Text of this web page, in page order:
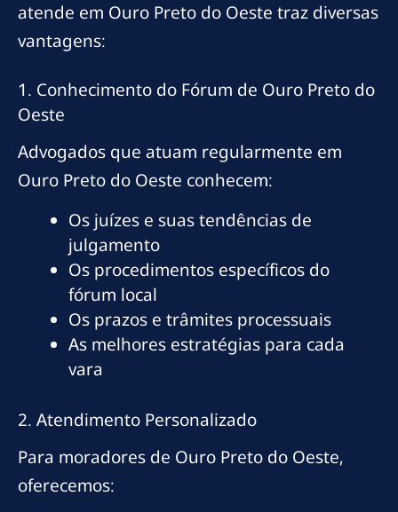
atende em Ouro Preto do Oeste traz diversas
vantagens:
1. Conhecimento do Fórum de Ouro Preto do
Oeste
Advogados que atuam regularmente em
Ouro Preto do Oeste conhecem:
Os juízes e suas tendências de
julgamento
Os procedimentos específicos do
fórum local
Os prazos e trâmites processuais
As melhores estratégias para cada
vara
2. Atendimento Personalizado
Para moradores de Ouro Preto do Oeste,
oferecemos: